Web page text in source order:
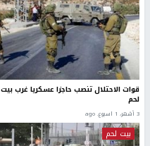
قوات الاحتلال تنصب حاجزا عسكريا غرب بيت
لحم
3 أشهر، 1 اسبوع. ago
بيت لحم